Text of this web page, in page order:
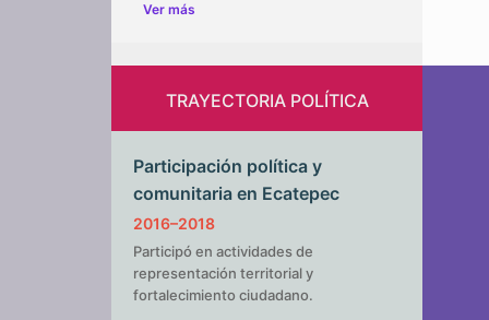
Ver más
TRAYECTORIA POLÍTICA
Participación política y
comunitaria en Ecatepec
2016–2018
Participó en actividades de
representación territorial y
fortalecimiento ciudadano.